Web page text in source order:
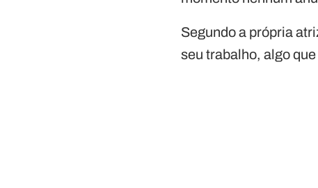
Segundo a própria
seu trabalho, algo